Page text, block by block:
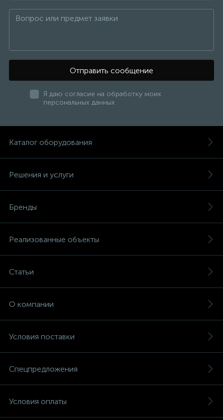
Отправить сообщение
Я даю согласие на обработку моих
персональных данных
Каталог оборудования
Решения и услуги
Бренды
Реализованные объекты
Статьи
О компании
Условия поставки
Спецпредложения
Условия оплаты